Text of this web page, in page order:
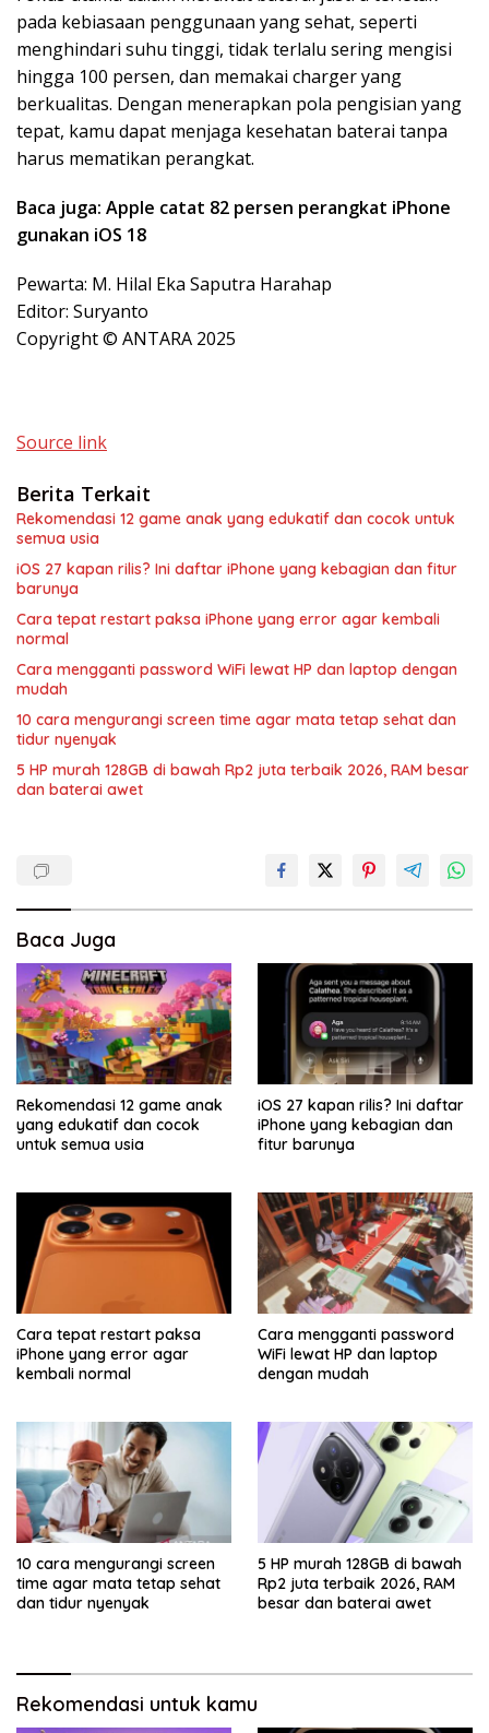
pada kebiasaan penggunaan yang sehat, seperti
menghindari suhu tinggi, tidak terlalu sering mengisi
hingga 100 persen, dan memakai charger yang
berkualitas. Dengan menerapkan pola pengisian yang
tepat, kamu dapat menjaga kesehatan baterai tanpa
harus mematikan perangkat.
Baca juga: Apple catat 82 persen perangkat iPhone
gunakan iOS 18
Pewarta: M. Hilal Eka Saputra Harahap
Editor: Suryanto
Copyright © ANTARA 2025
Source link
Berita Terkait
Rekomendasi 12 game anak yang edukatif dan cocok untuk
semua usia
iOS 27 kapan rilis? Ini daftar iPhone yang kebagian dan fitur
barunya
Cara tepat restart paksa iPhone yang error agar kembali
normal
Cara mengganti password WiFi lewat HP dan laptop dengan
mudah
10 cara mengurangi screen time agar mata tetap sehat dan
tidur nyenyak
5 HP murah 128GB di bawah Rp2 juta terbaik 2026, RAM besar
dan baterai awet
Baca Juga
Rekomendasi 12 game anak
yang edukatif dan cocok
untuk semua usia
iOS 27 kapan rilis? Ini daftar
iPhone yang kebagian dan
fitur barunya
Cara tepat restart paksa
iPhone yang error agar
kembali normal
Cara mengganti password
WiFi lewat HP dan laptop
dengan mudah
10 cara mengurangi screen
time agar mata tetap sehat
dan tidur nyenyak
5 HP murah 128GB di bawah
Rp2 juta terbaik 2026, RAM
besar dan baterai awet
Rekomendasi untuk kamu